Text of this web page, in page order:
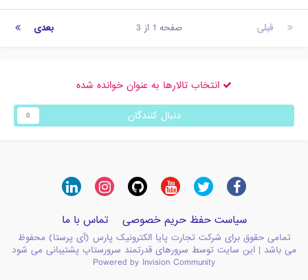
قبلی بعدی صفحه 1 از 3
انتخاب تالارها به عنوان خوانده شده
دنبال کنندگان
0
سیاست حفظ حریم خصوصی تماس با ما
تمامی حقوق برای شرکت تجارت پایا الکترونیک پارس (آی پرستا) محفوظ
می باشد | این سایت توسط سرورهای قدرتمند سرورستاپ پشتیبانی می شود
Powered by Invision Community